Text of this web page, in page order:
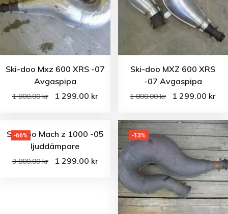
Ski-doo Mxz 600 XRS -07
Avgaspipa
1 800.00kr 1 299.00 kr
Ski-doo MXZ 600 XRS
-07 Avgaspipa
1 800.00kr 1 299.00 kr
-66%
Ski-doo Mach z 1000 -05
ljuddämpare
3 800.00kr 1 299.00 kr
-13%